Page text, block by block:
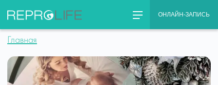
content
ОНЛАЙН-ЗАПИСЬ
Главная